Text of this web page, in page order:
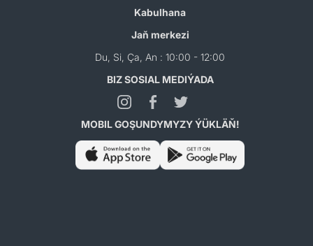
Kabulhana
Jaň merkezi
Du, Si, Ça, An : 10:00 - 12:00
BIZ SOSIAL MEDIÝADA
MOBIL GOŞUNDYMYZY ÝÜKLÄŇ!